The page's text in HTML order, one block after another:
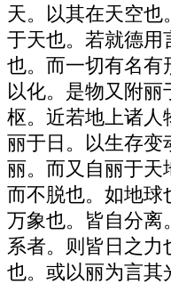
天。以其在天空也
于天也。若就德用
也。而一切有名有
以化。是物又附丽
枢。近若地上诸人
丽于日。以生存变
丽。而又自丽于天
而不脱也。如地球
万象也。皆自分离
系者。则皆日之力
也。或以丽为言其